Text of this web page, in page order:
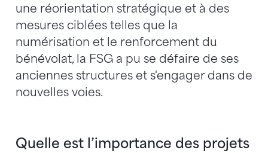
une réorientation stratégique et à des
mesures ciblées telles que la
numérisation et le renforcement du
bénévolat, la FSG a pu se défaire de ses
anciennes structures et s'engager dans de
nouvelles voies.
Quelle est l’importance des projets